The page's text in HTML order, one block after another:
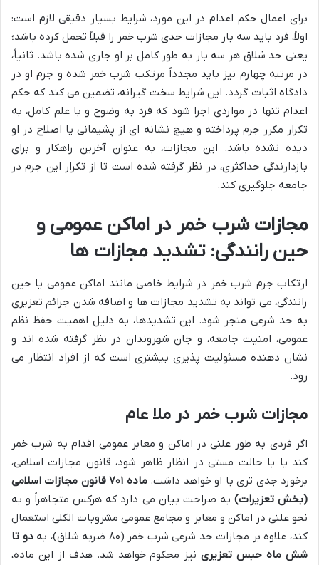
برای اعمال حکم اعدام در این مورد، شرایط بسیار دقیقی لازم است:
اولاً، فرد باید سه بار مجازات حدی شرب خمر را قبلاً تحمل کرده باشد؛
یعنی حد شلاق هر سه بار به طور کامل بر او جاری شده باشد. ثانیاً،
در مرتبه چهارم نیز باید مجدداً مرتکب شرب خمر شده و جرم او در
دادگاه اثبات گردد. این شرایط سخت گیرانه، تضمین می کند که حکم
اعدام تنها در مواردی اجرا شود که فرد به وضوح و با علم کامل، به
تکرار مکرر جرم پرداخته و هیچ نشانه ای از پشیمانی یا اصلاح در او
دیده نشده باشد. این مجازات، به عنوان آخرین راهکار و برای
بازدارندگی حداکثری، در نظر گرفته شده است تا از تکرار این جرم در
جامعه جلوگیری کند.
مجازات شرب خمر در اماکن عمومی و
حین رانندگی: تشدید مجازات ها
ارتکاب جرم شرب خمر در شرایط خاصی مانند اماکن عمومی یا حین
رانندگی، می تواند به تشدید مجازات ها و اضافه شدن جرائم تعزیری
به حد شرعی منجر شود. این تشدیدها، به دلیل اهمیت حفظ نظم
عمومی، امنیت جامعه، و جان شهروندان در نظر گرفته شده اند و
نشان دهنده مسئولیت پذیری بیشتری است که از افراد انتظار می
رود.
مجازات شرب خمر در ملا عام
اگر فردی به طور علنی در اماکن و معابر عمومی اقدام به شرب خمر
کند یا با حالت مستی در انظار ظاهر شود، قانون مجازات اسلامی،
برخورد جدی تری با او خواهد داشت.
ماده ۷۰۱ قانون مجازات اسلامی
(بخش تعزیرات) به صراحت بیان می دارد که هرکس متجاهراً و به
نحو علنی در اماکن و معابر و مجامع عمومی مشروبات الکلی استعمال
کند، علاوه بر مجازات حد شرعی شرب خمر (۸۰ ضربه شلاق)، به
دو تا
شش ماه حبس تعزیرینیز محکوم خواهد شد. هدف از این ماده،